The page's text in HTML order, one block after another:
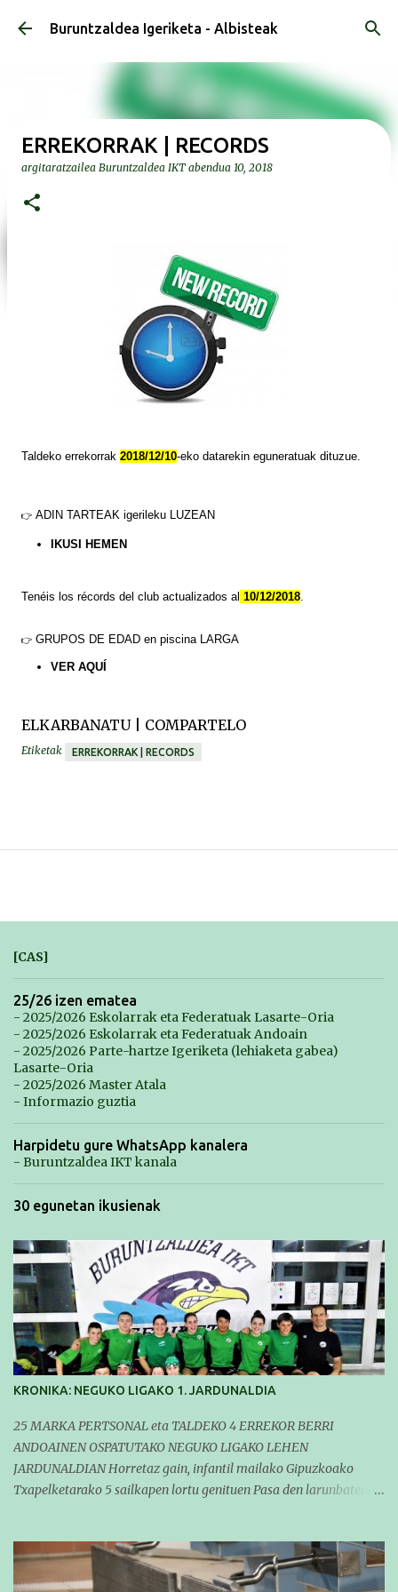
Saltatu eta joan eduki nagusira
Buruntzaldea Igeriketa - Albisteak
ERREKORRAK | RECORDS
argitaratzailea Buruntzaldea IKT abendua 10, 2018
Taldeko errekorrak 2018/12/10-eko datarekin eguneratuak dituzue.
👉 ADIN TARTEAK igerileku LUZEAN
IKUSI HEMEN
Tenéis los récords del club actualizados al 10/12/2018.
👉 GRUPOS DE EDAD en piscina LARGA
VERAQUÍ
ELKARBANATU | COMPARTELO
Etiketak ERREKORRAK | RECORDS
[CAS]
25/26 izen ematea
- 2025/2026 Eskolarrak eta Federatuak Lasarte-Oria
- 2025/2026 Eskolarrak eta Federatuak Andoain
- 2025/2026 Parte-hartze Igeriketa (lehiaketa gabea)
Lasarte-Oria
- 2025/2026 Master Atala
- Informazio guztia
Harpidetu gure WhatsApp kanalera
- Buruntzaldea IKT kanala
30 egunetan ikusienak
KRONIKA: NEGUKO LIGAKO 1. JARDUNALDIA
25 MARKA PERTSONAL eta TALDEKO 4 ERREKOR BERRI
ANDOAINEN OSPATUTAKO NEGUKO LIGAKO LEHEN
JARDUNALDIAN Horretaz gain, infantil mailako Gipuzkoako
Txapelketarako 5 sailkapen lortu genituen Pasa den larunbatean
hartzen. Bertan gure taldeko 16 igerilari aritu ziren. Denboraldiari
hasera ona eman zioten gue taldekideek. Ohikoa den bezela, garai